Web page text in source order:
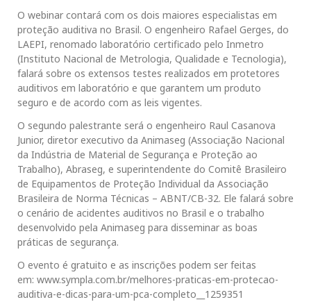
O webinar contará com os dois maiores especialistas em
proteção auditiva no Brasil. O engenheiro Rafael Gerges, do
LAEPI, renomado laboratório certificado pelo Inmetro
(Instituto Nacional de Metrologia, Qualidade e Tecnologia),
falará sobre os extensos testes realizados em protetores
auditivos em laboratório e que garantem um produto
seguro e de acordo com as leis vigentes.
O segundo palestrante será o engenheiro Raul Casanova
Junior, diretor executivo da Animaseg (Associação Nacional
da Indústria de Material de Segurança e Proteção ao
Trabalho), Abraseg, e superintendente do Comitê Brasileiro
de Equipamentos de Proteção Individual da Associação
Brasileira de Norma Técnicas – ABNT/CB-32. Ele falará sobre
o cenário de acidentes auditivos no Brasil e o trabalho
desenvolvido pela Animaseg para disseminar as boas
práticas de segurança.
O evento é gratuito e as inscrições podem ser feitas
em: www.sympla.com.br/melhores-praticas-em-protecao-
auditiva-e-dicas-para-um-pca-completo__1259351